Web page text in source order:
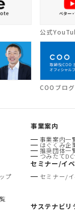
公式
COOブログ
事業案内
事業案内一
はぐくみ企
推奨団体一
つみたて
プ
セミナー/イ
セミナー/
サステナビリ